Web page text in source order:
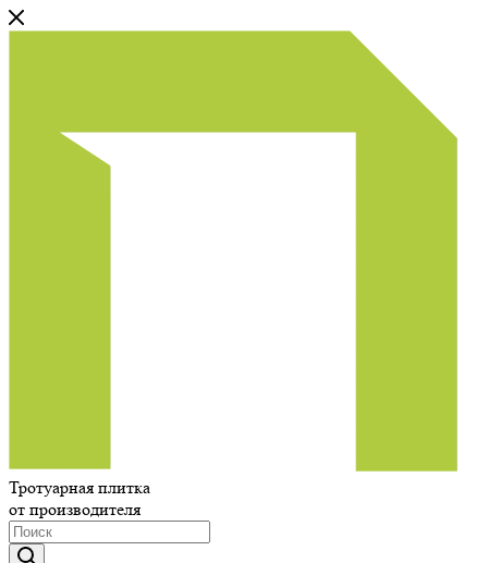
Тротуарная плитка
от производителя